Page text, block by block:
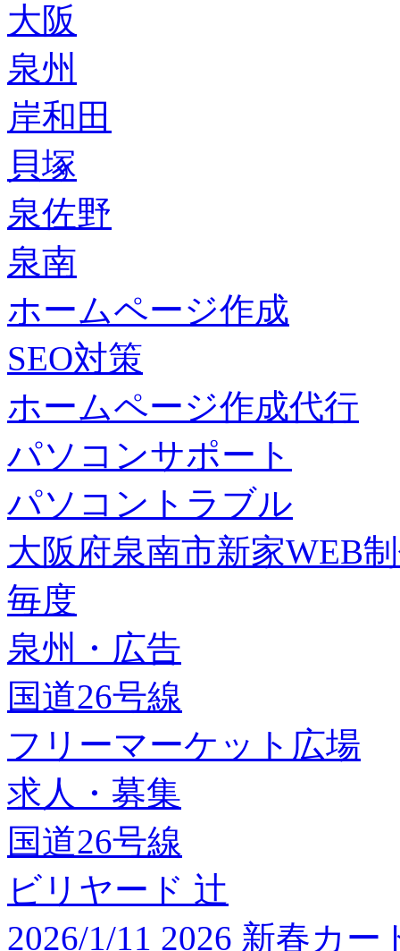
大阪
泉州
岸和田
貝塚
泉佐野
泉南
ホームページ作成
SEO対策
ホームページ作成代行
パソコンサポート
パソコントラブル
大阪府泉南市新家WEB
毎度
泉州・広告
国道26号線
フリーマーケット広場
求人・募集
国道26号線
ビリヤード 辻
2026/1/11 2026 新春カ